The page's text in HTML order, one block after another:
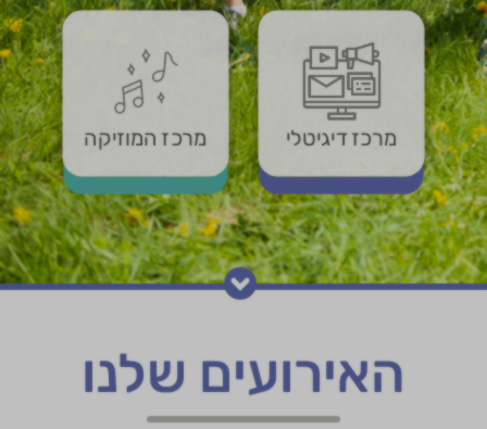
מרכז המוזיקה מרכז דיגיטלי
האירועים שלנו